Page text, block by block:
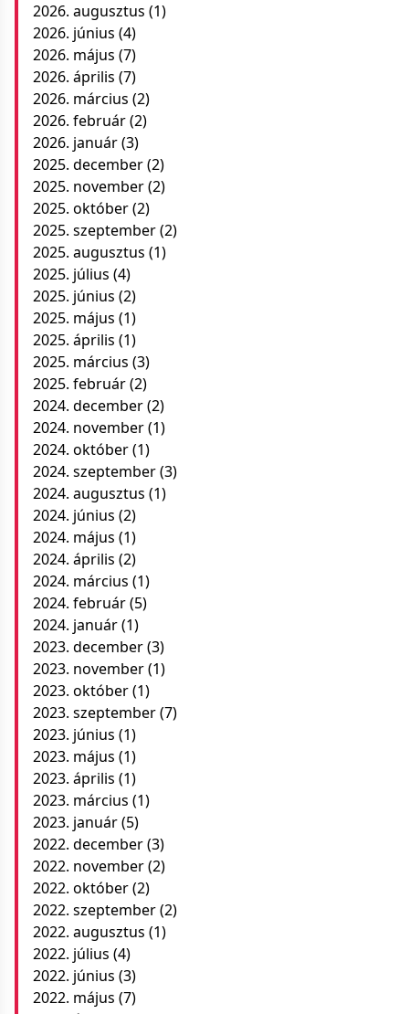
2026. augusztus (1)
2026. június (4)
2026. május (7)
2026. április (7)
2026. március (2)
2026. február(2)
2026. január(3)
2025. december(2)
2025. november(2)
2025. október(2)
2025. szeptember(2)
2025. augusztus (1)
2025. július (4)
2025. június (2)
2025. május (1)
2025. április (1)
2025. március (3)
2025. február(2)
2024. december(2)
2024. november(1)
2024. október(1)
2024. szeptember(3)
2024. augusztus (1)
2024. június (2)
2024. május (1)
2024. április (2)
2024. március (1)
2024. február(5)
2024. január(1)
2023. december(3)
2023. november(1)
2023. október(1)
2023. szeptember(7)
2023. június (1)
2023. május (1)
2023. április (1)
2023. március (1)
2023. január(5)
2022. december(3)
2022. november(2)
2022. október(2)
2022. szeptember(2)
2022. augusztus (1)
2022. július (4)
2022. június (3)
2022. május (7)